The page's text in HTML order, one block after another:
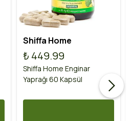
Shiffa Home
₺ 449.99
Shiffa Home Enginar
Yaprağı 60 Kapsül